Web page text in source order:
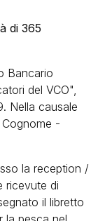
di 365
Bancario
del VCO",
Nella causale
-
la reception /
ricevute di
il libretto